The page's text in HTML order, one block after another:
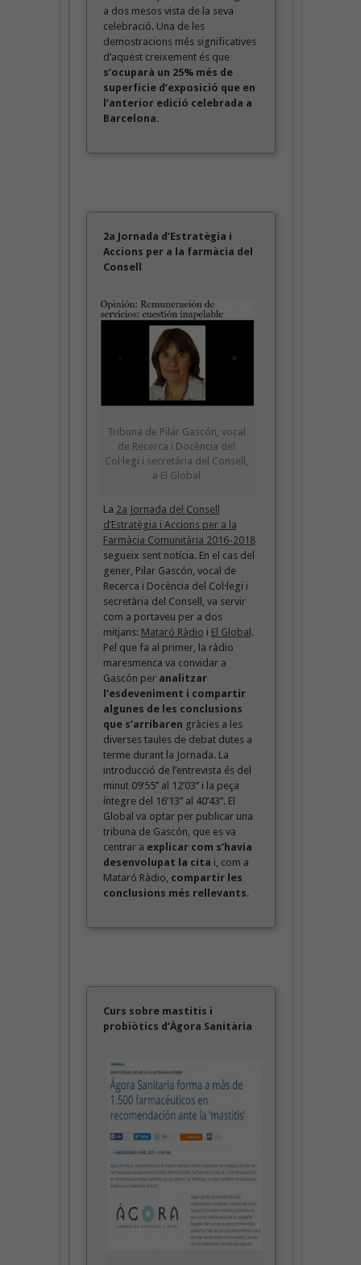
a dos mesos vista de la seva
celebració. Una de les
demostracions més significatives
d’aquest creixement és que
s’ocuparà un 25% més de
superfície d’exposició que en
l’anterior edició celebrada a
Barcelona.
2a Jornada d’Estratègia i
Accions per a la farmàcia del
Consell
Tribuna de Pilar Gascón, vocal
de Recerca i Docència del
Col·legi i secretària del Consell,
a El Global
La 2a Jornada del Consell
d’Estratègia i Accions per a la
Farmàcia Comunitària 2016-2018
segueix sent notícia. En el cas del
gener, Pilar Gascón, vocal de
Recerca i Docència del Col·legi i
secretària del Consell, va servir
com a portaveu per a dos
mitjans: Mataró Ràdio i El Global .
Pel que fa al primer, la ràdio
maresmenca va convidar a
Gascón per analitzar
l’esdeveniment i compartir
algunes de les conclusions
que s’arribaren gràcies a les
diverses taules de debat dutes a
terme durant la Jornada. La
introducció de l’entrevista és del
minut 09’55’’ al 12’03’’ i la peça
íntegre del 16’13’’ al 40’43’’. El
Global va optar per publicar una
tribuna de Gascón, que es va
centrar a explicar com s’havia
desenvolupat la cita i, com a
Mataró Ràdio, compartir les
conclusions més rellevants.
Curs sobre mastitis i
probiòtics d’Àgora Sanitària